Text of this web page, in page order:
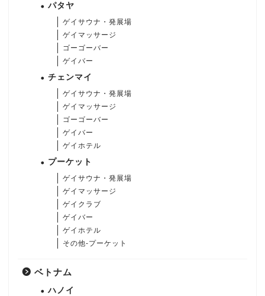
パタヤ
ゲイサウナ・発展場
ゲイマッサージ
ゴーゴーバー
ゲイバー
チェンマイ
ゲイサウナ・発展場
ゲイマッサージ
ゴーゴーバー
ゲイバー
ゲイホテル
プーケット
ゲイサウナ・発展場
ゲイマッサージ
ゲイクラブ
ゲイバー
ゲイホテル
その他-プーケット
ベトナム
ハノイ